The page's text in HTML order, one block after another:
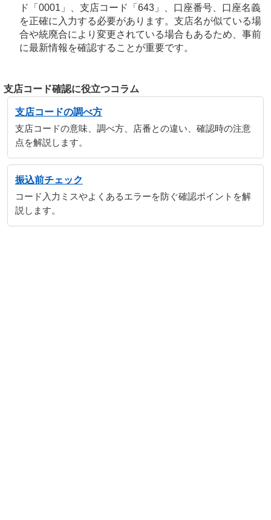
ド「0001」、支店コード「643」、口座番号、口座名義
を正確に入力する必要があります。支店名が似ている場
合や統廃合により変更されている場合もあるため、事前
に最新情報を確認することが重要です。
支店コード確認に役立つコラム
支店コードの調べ方
支店コードの意味、調べ方、店番との違い、確認時の注意
点を解説します。
振込前チェック
コード入力ミスやよくあるエラーを防ぐ確認ポイントを解
説します。